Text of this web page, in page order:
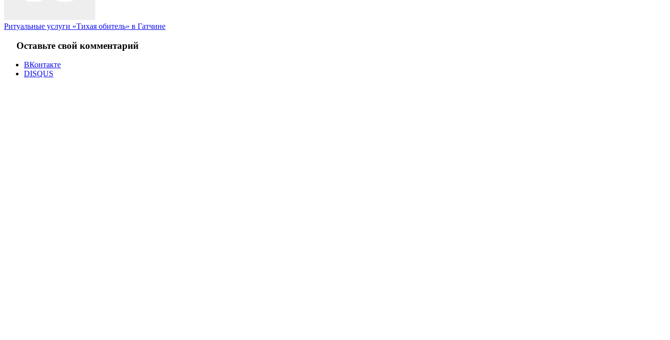
Ритуальные услуги «Тихая обитель» в Гатчине
Оставьте свой комментарий
ВКонтакте
DISQUS